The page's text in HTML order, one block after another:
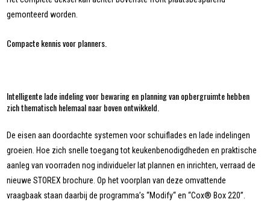
gemonteerd worden.
Compacte kennis voor planners.
Intelligente lade indeling voor bewaring en planning van opbergruimte hebben
zich thematisch helemaal naar boven ontwikkeld.
De eisen aan doordachte systemen voor schuiflades en lade indelingen
groeien. Hoe zich snelle toegang tot keukenbenodigdheden en praktische
aanleg van voorraden nog individueler lat plannen en inrichten, verraad de
nieuwe STOREX brochure. Op het voorplan van deze omvattende
vraagbaak staan daarbij de programma’s “Modify“ en “Cox® Box 220”.